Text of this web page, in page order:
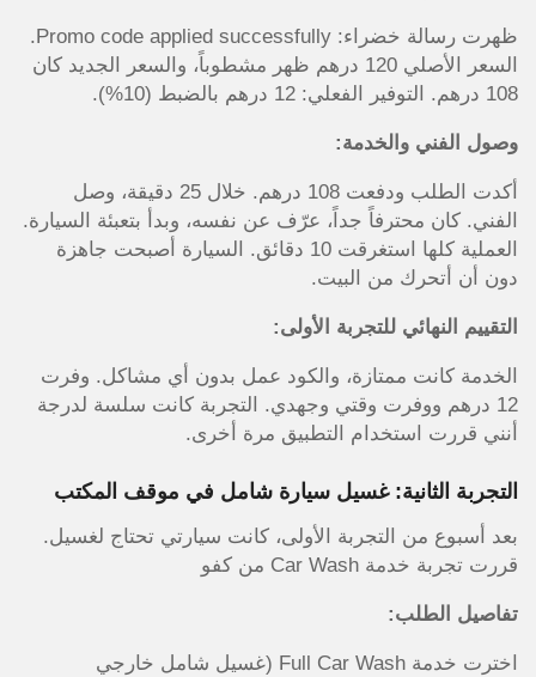
ظهرت رسالة خضراء: Promo code applied successfully.
السعر الأصلي 120 درهم ظهر مشطوباً، والسعر الجديد كان
108 درهم. التوفير الفعلي: 12 درهم بالضبط (10%).
وصول الفني والخدمة:
أكدت الطلب ودفعت 108 درهم. خلال 25 دقيقة، وصل
الفني. كان محترفاً جداً، عرّف عن نفسه، وبدأ بتعبئة السيارة.
العملية كلها استغرقت 10 دقائق. السيارة أصبحت جاهزة
دون أن أتحرك من البيت.
التقييم النهائي للتجربة الأولى:
الخدمة كانت ممتازة، والكود عمل بدون أي مشاكل. وفرت
12 درهم ووفرت وقتي وجهدي. التجربة كانت سلسة لدرجة
أنني قررت استخدام التطبيق مرة أخرى.
التجربة الثانية: غسيل سيارة شامل في موقف المكتب
بعد أسبوع من التجربة الأولى، كانت سيارتي تحتاج لغسيل.
قررت تجربة خدمة Car Wash من كفو
تفاصيل الطلب:
اخترت خدمة Full Car Wash (غسيل شامل خارجي